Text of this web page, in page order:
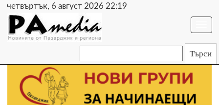
четвъртък, 6 август 2026 22:19